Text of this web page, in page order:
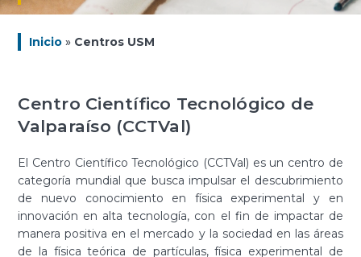
Inicio » Centros USM
Centro Científico Tecnológico de
Valparaíso (CCTVal)​
El Centro Científico Tecnológico (CCTVal) es un centro de
categoría mundial que busca impulsar el descubrimiento
de nuevo conocimiento en física experimental y en
innovación en alta tecnología, con el fin de impactar de
manera positiva en el mercado y la sociedad en las áreas
de la física teórica de partículas, física experimental de